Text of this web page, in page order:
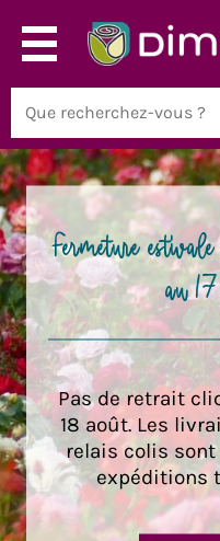
Fermeture
au
Pas de retrait
18 août. Les
relais colis
expéditions